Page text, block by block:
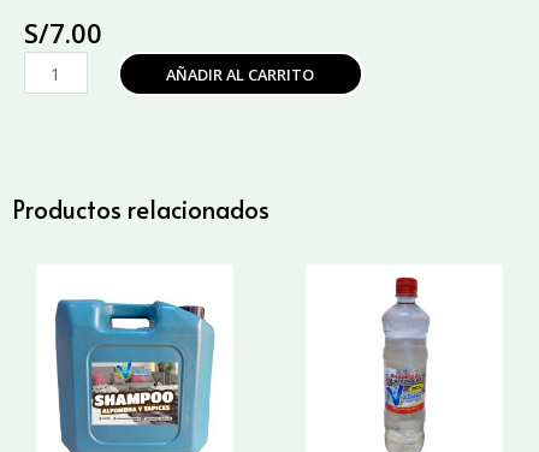
S/7.00
Shampoo
para
AÑADIR AL CARRITO
Productos relacionados